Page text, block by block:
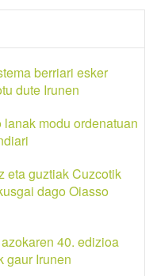
berriari esker
dute Irunen
modu ordenatuan
eta guztiak Cuzcotik
dago Oiasso
40. edizioa
gaur Irunen